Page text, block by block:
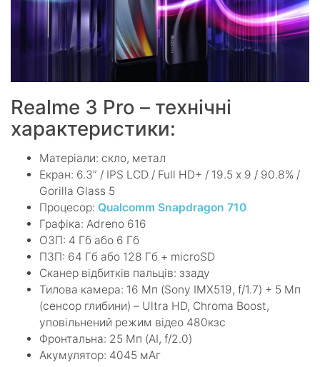
Realme 3 Pro – технічні
характеристики:
Матеріали: скло, метал
Екран: 6.3” / IPS LCD / Full HD+ / 19.5 х 9 / 90.8% /
Gorilla Glass 5
Процесор: Qualcomm Snapdragon 710
Графіка: Adreno 616
ОЗП: 4 Гб або 6 Гб
ПЗП: 64 Гб або 128 Гб + microSD
Сканер відбитків пальців: ззаду
Тилова камера: 16 Мп (Sony IMX519, f/1.7) + 5 Мп
(сенсор глибини) – Ultra HD, Chroma Boost,
уповільнений режим відео 480кзс
Фронтальна: 25 Мп (AI, f/2.0)
Акумулятор: 4045 мАг